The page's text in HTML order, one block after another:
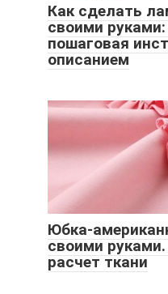
Как сделать
своими
пошаговая
описанием
Юбка-
своими
расчет ткани